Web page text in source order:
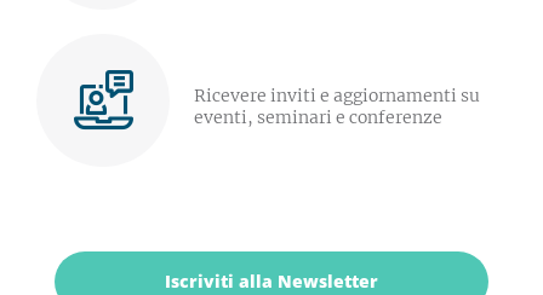
Ricevere inviti e aggiornamenti su
eventi, seminari e conferenze
Iscriviti alla Newsletter